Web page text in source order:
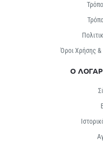
Όροι Χρήσης
Ο